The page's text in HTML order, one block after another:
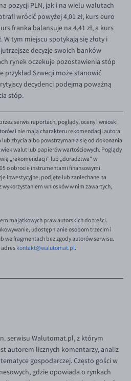
pozycji PLN, jak i na wielu walutach
wrócić powyżej 4,01 zł, kurs euro
franka balansuje na 4,41 zł, a kurs
W tym miejscu spotykają się złoty i
decyzje swoich banków
rynek oczekuje pozostawienia stóp
przykład Szwecji może stanowić
decydenci podejmą poważną
stóp.
serwis raportach, poglądy, oceny i wnioski
i nie mają charakteru rekomendacji autora
zbycia albo powstrzymania się od dokonania
walut lub papierów wartościowych. Poglądy
„rekomendacji" lub „doradztwa" w
o obrocie instrumentami finansowymi.
inwestycyjne, podjęte lub zaniechane na
wniosków w nim zawartych,
majątkowych praw autorskich do treści.
udostępnianie osobom trzecim i
we fragmentach bez zgody autorów serwisu.
adres kontakt@walutomat.pl.
serwisu Walutomat.pl, z którym
autorem licznych komentarzy, analiz
gospodarczej. Często gości w
gdzie opowiada o rynkach